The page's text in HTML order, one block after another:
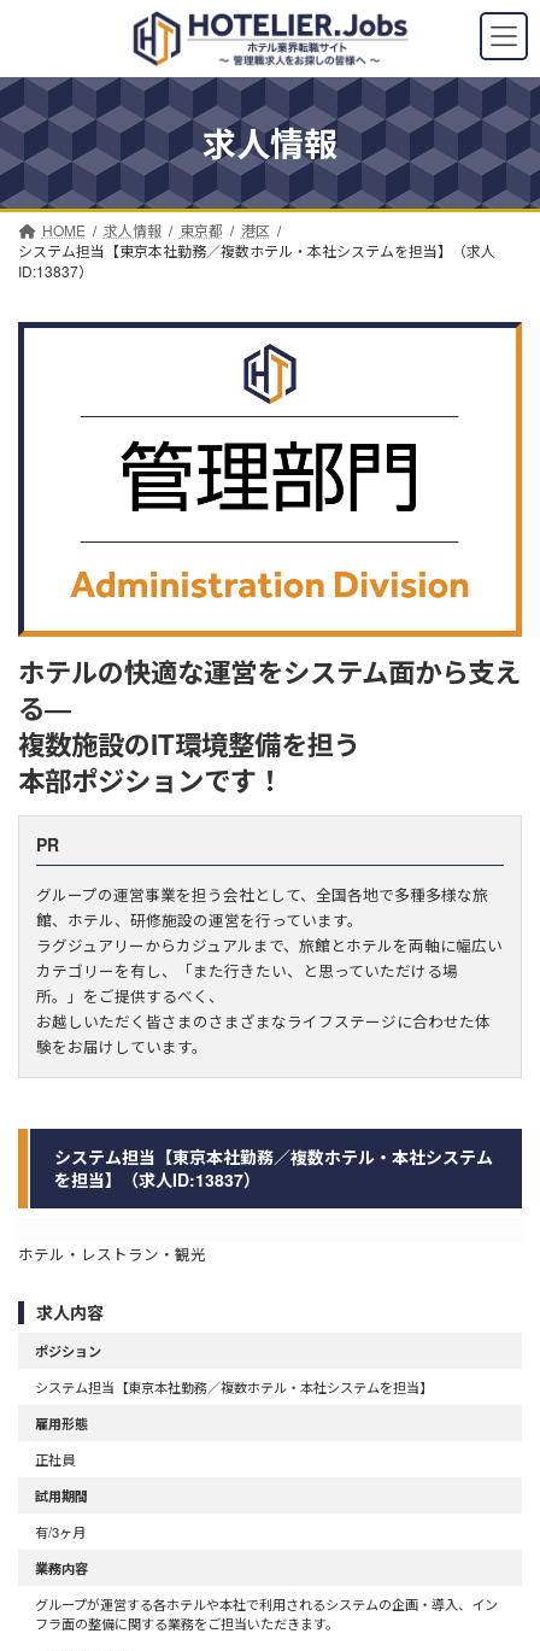
ン
ツ
へ
ス
キ
ッ
ー
シ
ョ
ン
に
移
求人情報
HOME 求人情報 東京都
港区
システム担当【東京本社勤務／複数ホテル・本社システムを担当】（求人
ID:13837）
ホテルの快適な運営をシステム面から支え
る―
複数施設のIT環境整備を担う
本部ポジションです！
PR
グループの運営事業を担う会社として、全国各地で多種多様な旅
館、ホテル、研修施設の運営を行っています。
ラグジュアリーからカジュアルまで、旅館とホテルを両軸に幅広い
カテゴリーを有し、「また行きたい、と思っていただける場
所。」をご提供するべく、
お越しいただく皆さまのさまざまなライフステージに合わせた体
験をお届けしています。
システム担当【東京本社勤務／複数ホテル・本社システム
を担当】（求人ID:13837）
ホテル・レストラン・観光
求人内容
ポジション
システム担当【東京本社勤務／複数ホテル・本社システムを担当】
雇用形態
正社員
試用期間
有/3ヶ月
業務内容
グループが運営する各ホテルや本社で利用されるシステムの企画・導入、イン
フラ面の整備に関する業務をご担当いただきます。